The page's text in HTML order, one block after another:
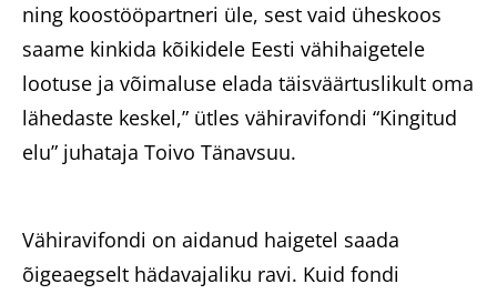
ning koostööpartneri üle, sest vaid üheskoos
saame kinkida kõikidele Eesti vähihaigetele
lootuse ja võimaluse elada täisväärtuslikult oma
lähedaste keskel,” ütles vähiravifondi “Kingitud
elu” juhataja Toivo Tänavsuu.
Vähiravifondi on aidanud haigetel saada
õigeaegselt hädavajaliku ravi. Kuid fondi